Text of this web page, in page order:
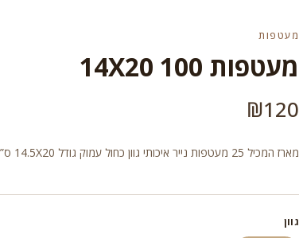
מעטפות
מעטפות 100 14X20
₪120
מארז המכיל 25 מעטפות נייר איכותי גוון כחול עמוק גודל 14.5X20 ס”מ
גוון